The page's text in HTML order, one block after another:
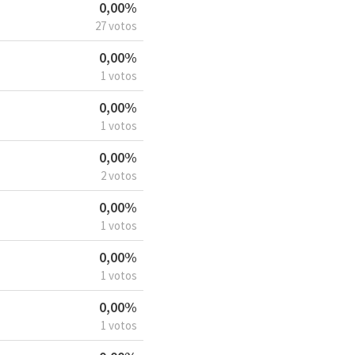
0,00%
27 votos
0,00%
1 votos
0,00%
1 votos
0,00%
2 votos
0,00%
1 votos
0,00%
1 votos
0,00%
1 votos